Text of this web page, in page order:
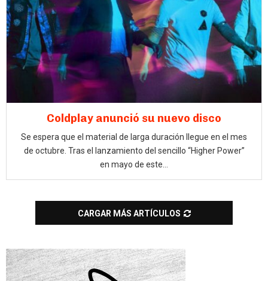
Coldplay anunció su nuevo disco
Se espera que el material de larga duración llegue en el mes
de octubre. Tras el lanzamiento del sencillo “Higher Power”
en mayo de este...
CARGAR MÁS ARTÍCULOS